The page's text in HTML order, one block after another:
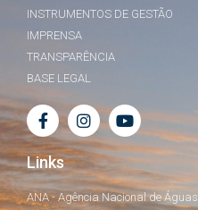
INSTRUMENTOS DE GESTÃO
IMPRENSA
TRANSPARÊNCIA
BASE LEGAL
Links
ANA - Agência Nacional de Águas